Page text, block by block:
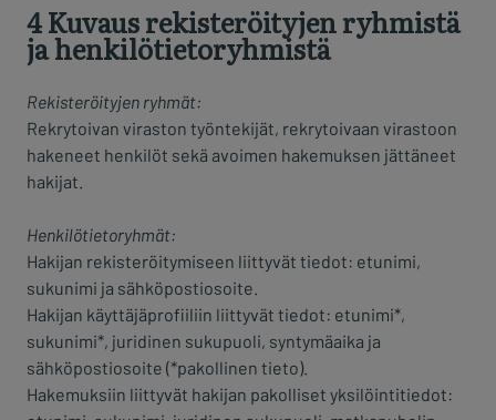
4 Kuvaus rekisteröityjen ryhmistä
ja henkilötietoryhmistä
Rekisteröityjen ryhmät:
Rekrytoivan viraston työntekijät, rekrytoivaan virastoon
hakeneet henkilöt sekä avoimen hakemuksen jättäneet
hakijat.
Henkilötietoryhmät:
Hakijan rekisteröitymiseen liittyvät tiedot: etunimi,
sukunimi ja sähköpostiosoite.
Hakijan käyttäjäprofiiliin liittyvät tiedot: etunimi*,
sukunimi*, juridinen sukupuoli, syntymäaika ja
sähköpostiosoite (*pakollinen tieto).
Hakemuksiin liittyvät hakijan pakolliset yksilöintitiedot: